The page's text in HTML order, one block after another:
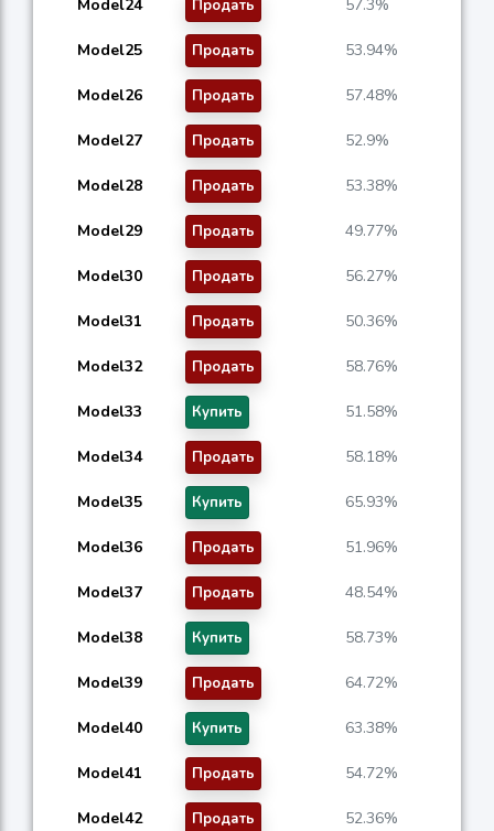
Model24 Продать 57.3%
Model25 Продать 53.94%
Model26 Продать 57.48%
Model27 Продать 52.9%
Model28 Продать 53.38%
Model29 Продать 49.77%
Model30 Продать 56.27%
Model31 Продать 50.36%
Model32 Продать 58.76%
Model33 Купить 51.58%
Model34 Продать 58.18%
Model35 Купить 65.93%
Model36 Продать 51.96%
Model37 Продать 48.54%
Model38 Купить 58.73%
Model39 Продать 64.72%
Model40 Купить 63.38%
Model41 Продать 54.72%
Model42 Продать 52.36%